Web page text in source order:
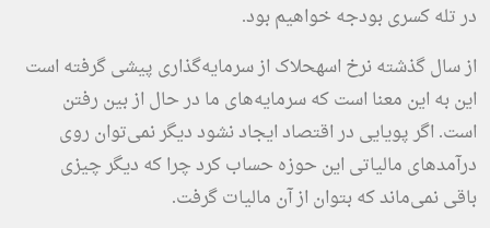
در تله کسری بودجه خواهیم بود.
از سال گذشته نرخ اسهحلاک از سرمایه‌گذاری پیشی گرفته است
این به این معنا است که سرمایه‌های ما در حال از بین رفتن
است. اگر پویایی در اقتصاد ایجاد نشود دیگر نمی‌توان روی
درآمدهای مالیاتی این حوزه حساب کرد چرا که دیگر چیزی
باقی نمی‌ماند که بتوان از آن مالیات گرفت.